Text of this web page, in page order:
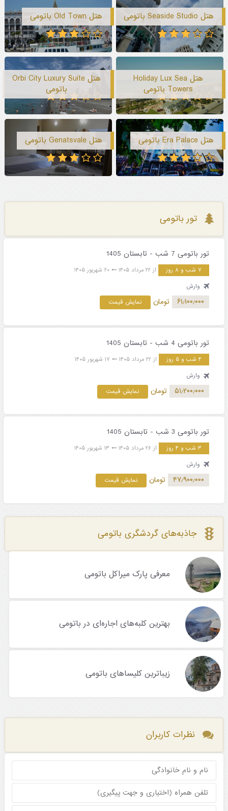
هتل Seaside Studio باتومی هتل Old Town باتومی
هتل Holiday Lux Sea
Towers باتومی
هتل Orbi City Luxury Suite
باتومی
هتل Era Palace باتومی هتل Genatsvale باتومی
تور باتومی
تور باتومی 7 شب - تابستان 1405
۷ شب و ۸ روز از ۲۲ مرداد ۱۴۰۵
۲۰ شهریور ۱۴۰۵
وارش
۶۱٫۱۰۰٫۰۰۰ تومان نمایش قیمت
تور باتومی 4 شب - تابستان 1405
۴ شب و ۵ روز از ۲۲ مرداد ۱۴۰۵
۱۷ شهریور ۱۴۰۵
وارش
۵۱٫۲۰۰٫۰۰۰ تومان نمایش قیمت
تور باتومی 3 شب - تابستان 1405
۳ شب و ۴ روز از ۲۶ مرداد ۱۴۰۵
۱۳ شهریور ۱۴۰۵
وارش
۴۷٫۹۰۰٫۰۰۰ تومان نمایش قیمت
جاذبه‌های گردشگری باتومی
معرفی پارک میراکل باتومی
بهترین کلبه‌های اجاره‌ای در باتومی
زیباترین کلیساهای باتومی
نظرات کاربران